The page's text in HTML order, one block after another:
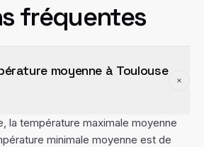
fréquentes
moyenne à Toulouse
la température maximale moyenne
minimale moyenne est de